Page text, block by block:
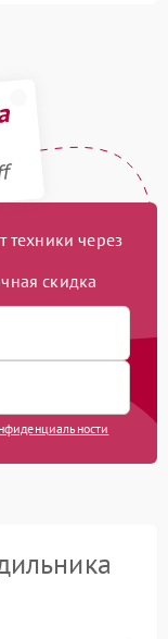
через
скидка